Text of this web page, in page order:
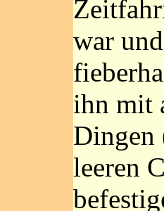
war
ihn mit
Dingen
leeren